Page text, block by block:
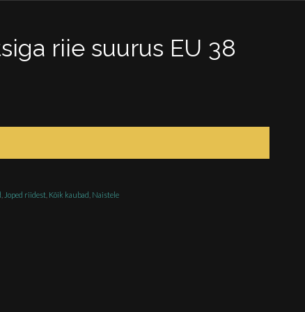
riie suurus EU 38
Joped riidest Kõik kaubad Naistele